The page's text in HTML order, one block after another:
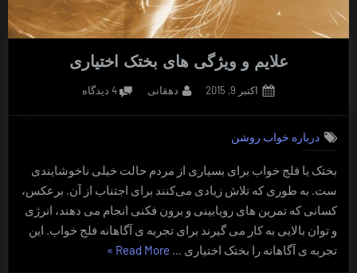
علایم و ویژگی های بختک اختیاری
Posted
اکتبر 9, 2015 By
دهقانی 4 دیدگاه
برای
بختک
اختیاری
درباره خواب روشن
بختک یا فلج خواب برای بسیاری از مردم حالت خیلی ناخوشایندی
ست. به طوری که تلاش زیادی می‌کنند برای اجتناب از آن. برعکس،
کسانی که تمرین های رویابینی و برون فکنی انجام می دهند، انرژی
و توان بالایی به کار می گیرند برای تجربه ی آگاهانه فلج خواب. این
تجربه ی آگاهانه را بختک اختیاری … Read More “علایم
»